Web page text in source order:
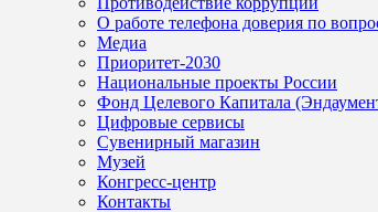
О работе телефона доверия по
Медиа
Приоритет-2030
Национальные проекты России
Фонд Целевого Капитала
Цифровые сервисы
Сувенирный магазин
Музей
Конгресс-центр
Контакты